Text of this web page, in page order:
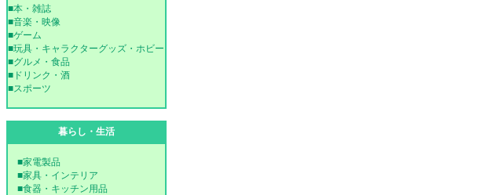
■本・雑誌
■音楽・映像
■ゲーム
■玩具・キャラクターグッズ・ホビー
■グルメ・食品
■ドリンク・酒
■スポーツ
暮らし・生活
■家電製品
■家具・インテリア
■食器・キッチン用品